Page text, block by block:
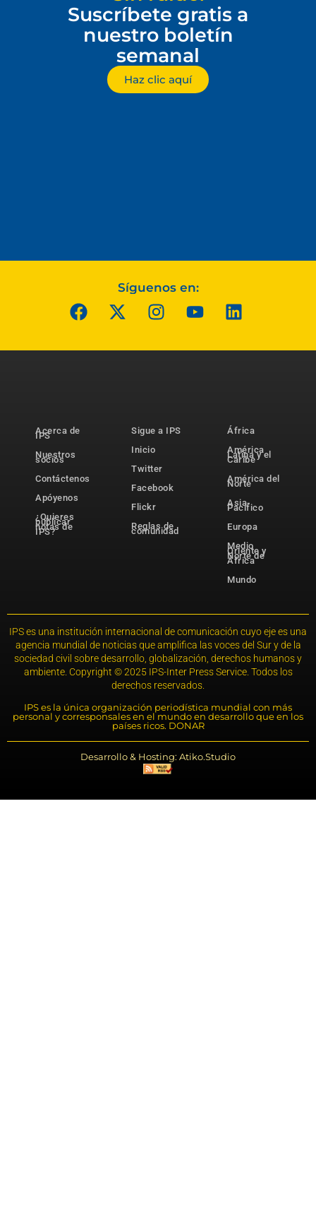
Suscríbete gratis a
nuestro boletín
semanal
Haz clic aquí
Síguenos en:
Acerca de
IPS
Nuestros
socios
Contáctenos
Apóyenos
¿Quieres
publicar
notas de
IPS?
Sigue a IPS
Inicio
Twitter
Facebook
Flickr
Reglas de
comunidad
África
América
Latina y el
Caribe
América del
Norte
Asia-
Pacífico
Europa
Medio
Oriente y
Norte de
África
Mundo
IPS es una institución internacional de comunicación cuyo eje es una
agencia mundial de noticias que amplifica las voces del Sur y de la
sociedad civil sobre desarrollo, globalización, derechos humanos y
ambiente. Copyright © 2025 IPS-Inter Press Service. Todos los
derechos reservados.
IPS es la única organización periodística mundial con más
personal y corresponsales en el mundo en desarrollo que en los
países ricos. DONAR
Desarrollo & Hosting: Atiko.Studio